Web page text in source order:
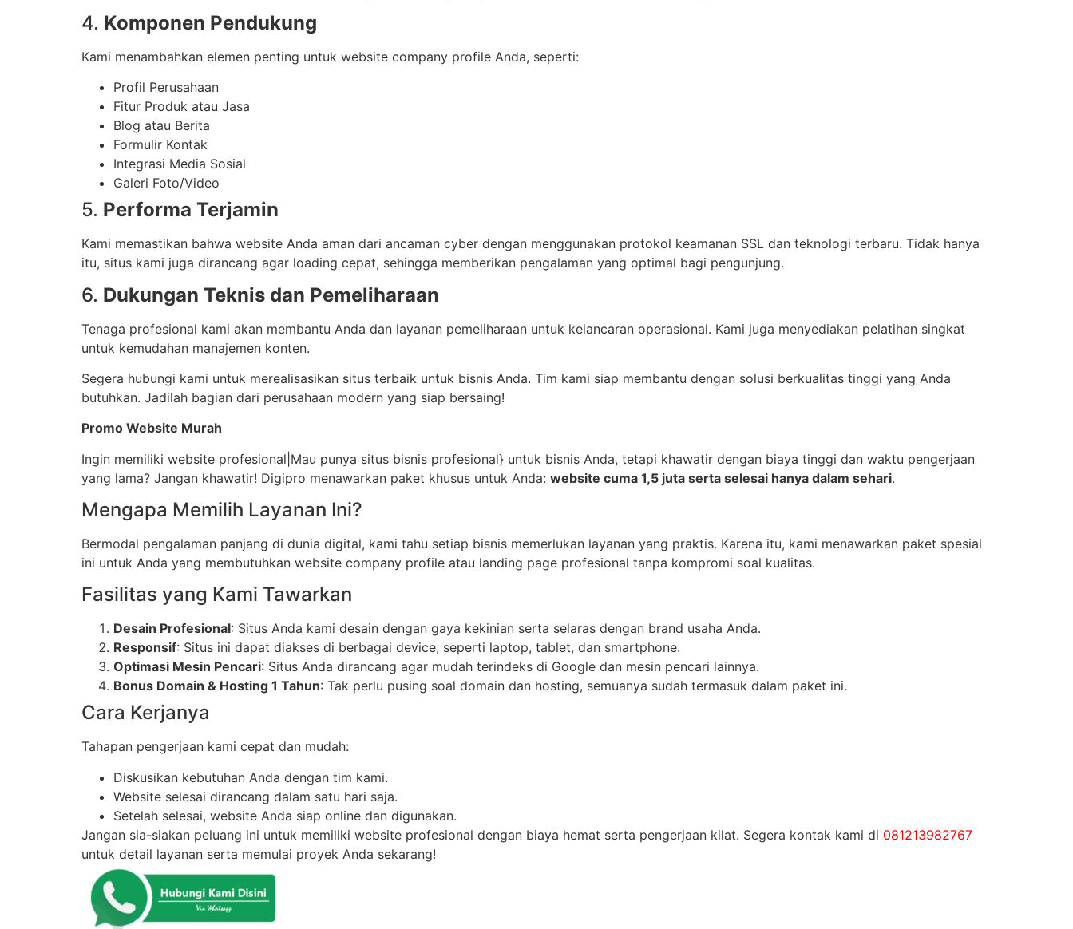
4. Komponen Pendukung
Kami menambahkan elemen penting untuk website company profile Anda, seperti:
Profil Perusahaan
Fitur Produk atau Jasa
Blog atau Berita
Formulir Kontak
Integrasi Media Sosial
Galeri Foto/Video
5. Performa Terjamin
Kami memastikan bahwa website Anda aman dari ancaman cyber dengan menggunakan protokol keamanan SSL dan teknologi terbaru. Tidak hanya
itu, situs kami juga dirancang agar loading cepat, sehingga memberikan pengalaman yang optimal bagi pengunjung.
6. Dukungan Teknis dan Pemeliharaan
Tenaga profesional kami akan membantu Anda dan layanan pemeliharaan untuk kelancaran operasional. Kami juga menyediakan pelatihan singkat
untuk kemudahan manajemen konten.
Segera hubungi kami untuk merealisasikan situs terbaik untuk bisnis Anda. Tim kami siap membantu dengan solusi berkualitas tinggi yang Anda
butuhkan. Jadilah bagian dari perusahaan modern yang siap bersaing!
Promo Website Murah
Ingin memiliki website profesional|Mau punya situs bisnis profesional} untuk bisnis Anda, tetapi khawatir dengan biaya tinggi dan waktu pengerjaan
yang lama? Jangan khawatir! Digipro menawarkan paket khusus untuk Anda: website cuma 1,5 juta serta selesai hanya dalam sehari.
Mengapa Memilih Layanan Ini?
Bermodal pengalaman panjang di dunia digital, kami tahu setiap bisnis memerlukan layanan yang praktis. Karena itu, kami menawarkan paket spesial
ini untuk Anda yang membutuhkan website company profile atau landing page profesional tanpa kompromi soal kualitas.
Fasilitas yang Kami Tawarkan
Desain Profesional: Situs Anda kami desain dengan gaya kekinian serta selaras dengan brand usaha Anda.
Responsif: Situs ini dapat diakses di berbagai device, seperti laptop, tablet, dan smartphone.
Optimasi Mesin Pencari: Situs Anda dirancang agar mudah terindeks di Google dan mesin pencari lainnya.
Bonus Domain & Hosting 1 Tahun: Tak perlu pusing soal domain dan hosting, semuanya sudah termasuk dalam paket ini.
Cara Kerjanya
Tahapan pengerjaan kami cepat dan mudah:
Diskusikan kebutuhan Anda dengan tim kami.
Website selesai dirancang dalam satu hari saja.
Setelah selesai, website Anda siap online dan digunakan.
Jangan sia-siakan peluang ini untuk memiliki website profesional dengan biaya hemat serta pengerjaan kilat. Segera kontak kami di 081213982767
untuk detail layanan serta memulai proyek Anda sekarang!